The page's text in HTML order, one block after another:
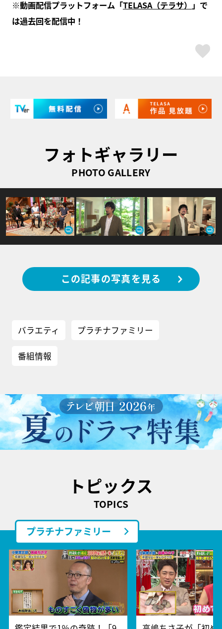
※動画配信プラットフォーム「TELASA（テラサ） 」で
は過去回を配信中！
フォトギャラリー
PHOTO GALLERY
この記事の写真を見る
バラエティ プラチナファミリー
番組情報
トピックス
TOPICS
プラチナファミリー